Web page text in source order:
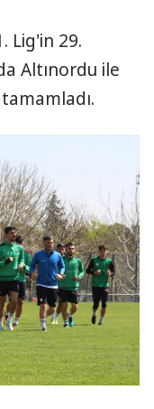
Lig'in 29.
Altınordu ile
tamamladı.